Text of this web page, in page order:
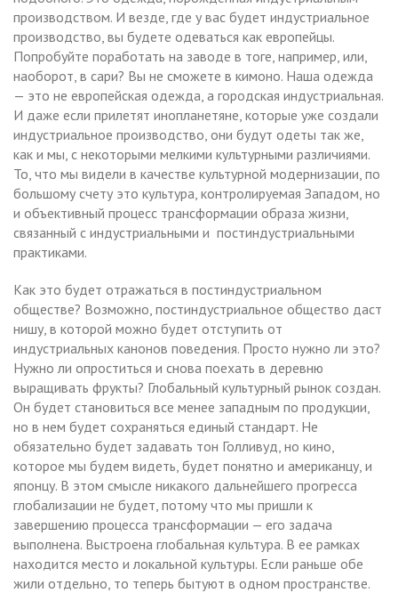
производством. И везде, где у вас будет индустриальное
производство, вы будете одеваться как европейцы.
Попробуйте поработать на заводе в тоге, например, или,
наоборот, в сари? Вы не сможете в кимоно. Наша одежда
— это не европейская одежда, а городская индустриальная.
И даже если прилетят инопланетяне, которые уже создали
индустриальное производство, они будут одеты так же,
как и мы, с некоторыми мелкими культурными различиями.
То, что мы видели в качестве культурной модернизации, по
большому счету это культура, контролируемая Западом, но
и объективный процесс трансформации образа жизни,
связанный с индустриальными и постиндустриальными
практиками.
Как это будет отражаться в постиндустриальном
обществе? Возможно, постиндустриальное общество даст
нишу, в которой можно будет отступить от
индустриальных канонов поведения. Просто нужно ли это?
Нужно ли опроститься и снова поехать в деревню
выращивать фрукты? Глобальный культурный рынок создан.
Он будет становиться все менее западным по продукции,
но в нем будет сохраняться единый стандарт. Не
обязательно будет задавать тон Голливуд, но кино,
которое мы будем видеть, будет понятно и американцу, и
японцу. В этом смысле никакого дальнейшего прогресса
глобализации не будет, потому что мы пришли к
завершению процесса трансформации — его задача
выполнена. Выстроена глобальная культура. В ее рамках
находится место и локальной культуры. Если раньше обе
жили отдельно, то теперь бытуют в одном пространстве.